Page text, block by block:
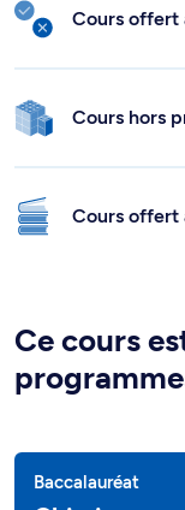
Cours offert
Cours hors
Cours offert
Ce cours
Baccalauréat